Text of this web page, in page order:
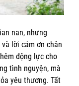
nan, nhưng
lời cảm ơn chân
động lực cho
tình nguyện, mà
yêu thương. Tất